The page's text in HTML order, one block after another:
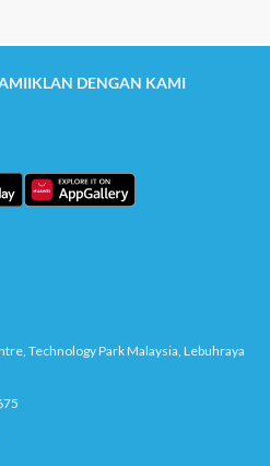
IKLAN DENGAN KAMI
Technology Park Malaysia, Lebuhraya